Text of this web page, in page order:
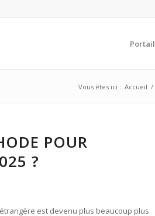
Portail
Vous êtes ici : Accueil /
POUR
?
est devenu plus beaucoup plus